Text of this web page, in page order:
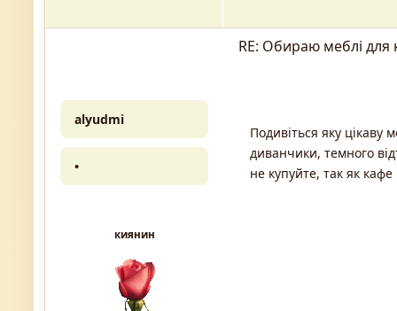
RE: Обираю меблі для
alyudmi
•
киянин
Подивіться яку цікаву
диванчики, темного
не купуйте, так як кафе